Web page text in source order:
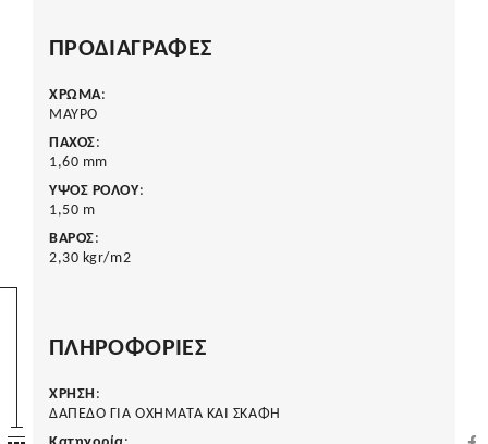
ΠΡΟΔΙΑΓΡΑΦΈΣ
ΧΡΩΜΑ:
ΜΑΥΡΟ
ΠΑΧΟΣ:
1,60 mm
ΥΨΟΣ ΡΟΛΟΥ:
1,50 m
ΒΑΡΟΣ:
2,30 kgr/m2
ΠΛΗΡΟΦΟΡΙΕΣ
ΧΡΗΣΗ :
ΔΑΠΕΔΟ ΓΙΑ ΟΧΗΜΑΤΑ ΚΑΙ ΣΚΑΦΗ